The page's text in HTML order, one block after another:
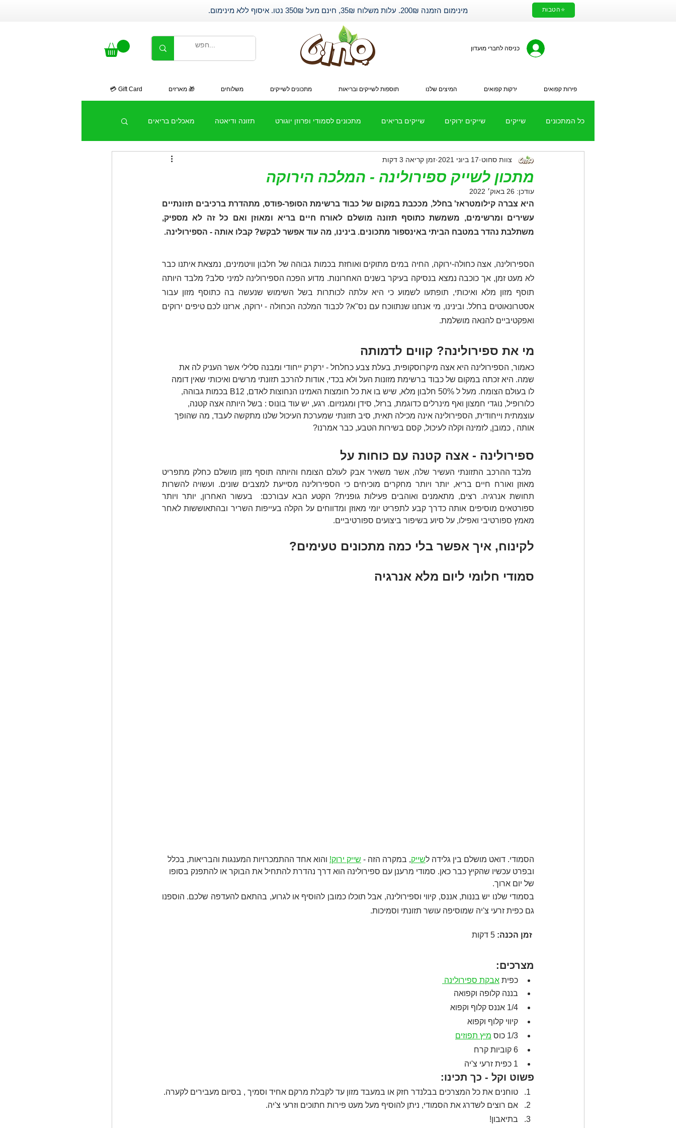
מינימום הזמנה 200₪. עלות משלוח 35₪, חינם מעל 350₪ נטו. איסוף ללא מינימום. ⭐הטבות
כניסה לחברי מועדון
פירות קפואים ירקות קפואים המיצים שלנו תוספות לשייקים ובריאות מתכונים לשייקים משלוחים 🎁 מארזים Gift Card 💳
כל המתכונים שייקים שייקים ירוקים שייקים בריאים מתכונים לסמודי ופרוזן יוגורט תזונה ודיאטה מאכלים בריאים
מתכונים עם ירקות קפואים שייק חלבון שיתופי פעולה
מתכון לשייק ספירולינה - המלכה הירוקה
צוות סחוט 17 ביוני 2021 זמן קריאה 3 דקות
עודכן: 26 באוק׳ 2022
משתלבת נהדר במטבח הביתי באינספור מתכונים. בינינו, מה עוד אפשר לבקש? קבלו אותה - הספירולינה.
ואפקטיביים להנאה מושלמת.
מי את ספירולינה? קווים לדמותה
כאמור, הספירולינה היא אצה מיקרוסקופית, בעלת צבע כחלחל - ירקרק ייחודי ומבנה סלילי אשר העניק לה את
שמה. היא זכתה במקום של כבוד ברשימת מזונות העל ולא בכדי, אודות להרכב תזונתי מרשים ואיכותי שאין דומה
לו בעולם הצומח. מעל ל 50% חלבון מלא, שיש בו את כל חומצות האמינו הנחוצות לאדם, B12 בכמות גבוהה,
כלורופיל, נוגדי חמצון ואף מינרלים כדוגמת, ברזל, סידן ומגנזיום. רגע, יש עוד בונוס : בשל היותה אצה קטנה,
עוצמתית וייחודית, הספירולינה אינה מכילה תאית, סיב תזונתי שמערכת העיכול שלנו מתקשה לעבד, מה שהופך
אותה , כמובן, לזמינה וקלה לעיכול, קסם בשירות הטבע, כבר אמרנו?
ספירולינה - אצה קטנה עם כוחות על
מאמץ ספורטיבי ואפילו, על סיוע בשיפור ביצועים ספורטיביים.
לקינוח, איך אפשר בלי כמה מתכונים טעימים?
סמודי חלומי ליום מלא אנרגיה
הסמודי. דואט מושלם בין גלידה לשייק, במקרה הזה - שייק ירוק! והוא אחד ההתמכרויות המענגות והבריאות, בכלל
ובפרט עכשיו שהקיץ כבר כאן. סמודי מרענן עם ספירולינה הוא דרך נהדרת להתחיל את הבוקר או להתפנק בסופו
של יום ארוך.
גם כפית זרעי צ'יה שמוסיפה עושר תזונתי וסמיכות.
זמן הכנה:
מצרכים:
כפית אבקת ספירולינה
בננה קלופה וקפואה
1/4 אננס קלוף וקפוא
קיווי קלוף וקפוא
1/3 כוס
מיץ תפוזים
6 קוביות קרח
1 כפית זרעי צ'יה
פשוט וקל - כך תכינו:
טוחנים את כל המצרכים בבלנדר חזק או במעבד מזון עד לקבלת מרקם אחיד וסמיך , בסיום מעבירים לקערה.
אם רוצים לשדרג את הסמודי, ניתן להוסיף מעל מעט פירות חתוכים וזרעי צ'יה.
בתיאבון!